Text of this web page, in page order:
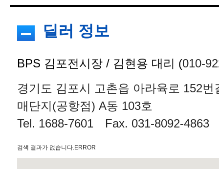
딜러 정보
BPS 김포전시장 / 김현용 대리 (010-
경기도 김포시 고촌읍 아라육로 152번
매단지(공항점) A동 103호
Tel. 1688-7601 Fax. 031-8092-4863
검색 결과가 없습니다.ERROR